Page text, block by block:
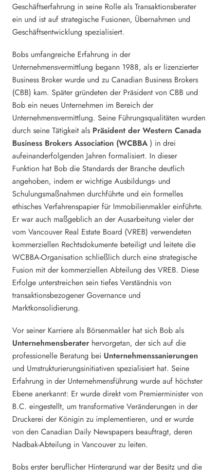
Geschäftserfahrung in seine Rolle als Transaktionsberater
ein und ist auf strategische Fusionen, Übernahmen und
Geschäftsentwicklung spezialisiert.
Bobs umfangreiche Erfahrung in der
Unternehmensvermittlung begann 1988, als er lizenzierter
Business Broker wurde und zu Canadian Business Brokers
(CBB) kam. Später gründeten der Präsident von CBB und
Bob ein neues Unternehmen im Bereich der
Unternehmensvermittlung. Seine Führungsqualitäten wurden
durch seine Tätigkeit als Präsident der Western Canada
Business Brokers Association (WCBBA) in drei
aufeinanderfolgenden Jahren formalisiert. In dieser
Funktion hat Bob die Standards der Branche deutlich
angehoben, indem er wichtige Ausbildungs- und
Schulungsmaßnahmen durchführte und ein formelles
ethisches Verfahrenspapier für Immobilienmakler einführte.
Er war auch maßgeblich an der Ausarbeitung vieler der
vom Vancouver Real Estate Board (VREB) verwendeten
kommerziellen Rechtsdokumente beteiligt und leitete die
WCBBA-Organisation schließlich durch eine strategische
Fusion mit der kommerziellen Abteilung des VREB. Diese
Erfolge unterstreichen sein tiefes Verständnis von
transaktionsbezogener Governance und
Marktkonsolidierung.
Vor seiner Karriere als Börsenmakler hat sich Bob als
Unternehmensberater hervorgetan, der sich auf die
professionelle Beratung bei Unternehmenssanierungen
und Umstrukturierungsinitiativen spezialisiert hat. Seine
Erfahrung in der Unternehmensführung wurde auf höchster
Ebene anerkannt: Er wurde direkt vom Premierminister von
B.C. eingestellt, um transformative Veränderungen in der
Druckerei der Königin zu implementieren, und er wurde
von den Canadian Daily Newspapers beauftragt, deren
Nadbak-Abteilung in Vancouver zu leiten.
Bobs erster beruflicher Hintergrund war der Besitz und die